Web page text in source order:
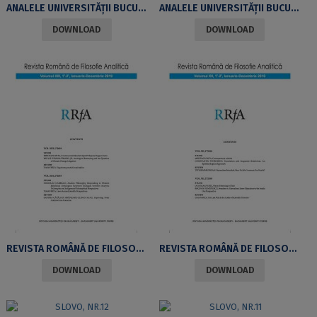
ANALELE UNIVERSITĂŢII BUCUREŞTI LIMBI ŞI LITERATURI STRĂINE NR. 1/2021
DOWNLOAD
ANALELE UNIVERSITĂŢII BUCUREŞTIISTORIEANUL LXIX, NR. 1-2 2020
DOWNLOAD
REVISTA ROMÂNĂ DE FILOSOFIE ANALITICĂ, VOLUMUL XIII, NR. 1-2, 2019
DOWNLOAD
REVISTA ROMÂNĂ DE FILOSOFIE ANALITICĂVOLUMUL XII, NR. 1-2, 2018
DOWNLOAD